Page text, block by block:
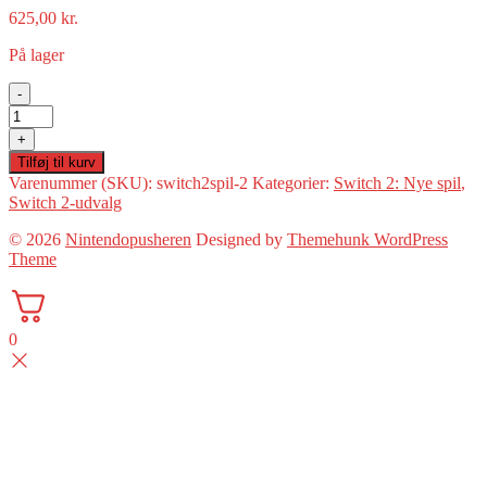
625,00 kr.
På lager
-
The
Legend
of
Zelda:
Breath
of
the
Wild(Switch
2
Ny)
antal
+
Tilføj til kurv
Varenummer (SKU): switch2spil-2 Kategorier: Switch 2: Nye spil,
Switch 2-udvalg
© 2026 Nintendopusheren Designed by Themehunk WordPress
Theme
0